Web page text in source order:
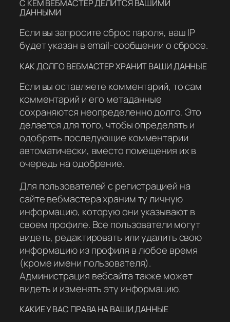
С КЕМ ВЕБМАСТЕР ДЕЛИТСЯ ВАШИМИ
ДАННЫМИ
Если вы запросите сброс пароля, ваш IP
будет указан в email-сообщении о сбросе.
КАК ДОЛГО ВЕБМАСТЕР ХРАНИТ ВАШИ ДАННЫЕ
Если вы оставляете комментарий, то сам
комментарий и его метаданные
сохраняются неопределенно долго. Это
делается для того, чтобы определять и
одобрять последующие комментарии
автоматически, вместо помещения их в
очередь на одобрение.
Для пользователей с регистрацией на
сайте вебмастера храним ту личную
информацию, которую они указывают в
своем профиле. Все пользователи могут
видеть, редактировать или удалить свою
информацию из профиля в любое время
(кроме имени пользователя).
Администрация вебсайта также может
видеть и изменять эту информацию.
КАКИЕ У ВАС ПРАВА НА ВАШИ ДАННЫЕ